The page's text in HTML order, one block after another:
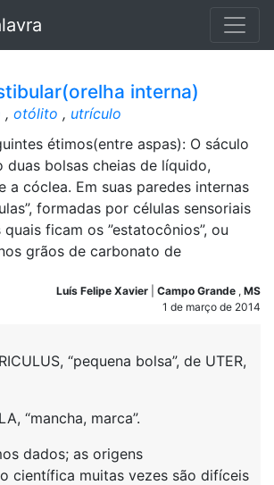
interna)
, otólito , utrículo
étimos(entre aspas): O sáculo
duas bolsas cheias de líquido,
a cóclea. Em suas paredes internas
formadas por células sensoriais
ficam os ”estatocônios”, ou
grãos de carbonato de
Luís Felipe Xavier Campo Grande , MS
1 de março de 2014
“pequena bolsa”, de UTER,
“mancha, marca”.
dados; as origens
científica muitas vezes são difíceis